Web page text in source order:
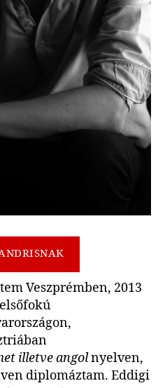
Veszprémben, 2013
illetve angolnyelven,
diplomáztam. Eddigi